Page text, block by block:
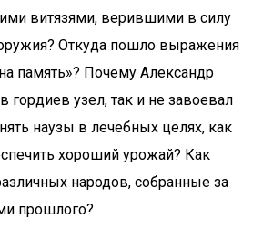
витязями, верившими в силу
Откуда пошло выражения
память»? Почему Александр
гордиев узел, так и не завоевал
наузы в лечебных целях, как
хороший урожай? Как
народов, собранные за
прошлого?